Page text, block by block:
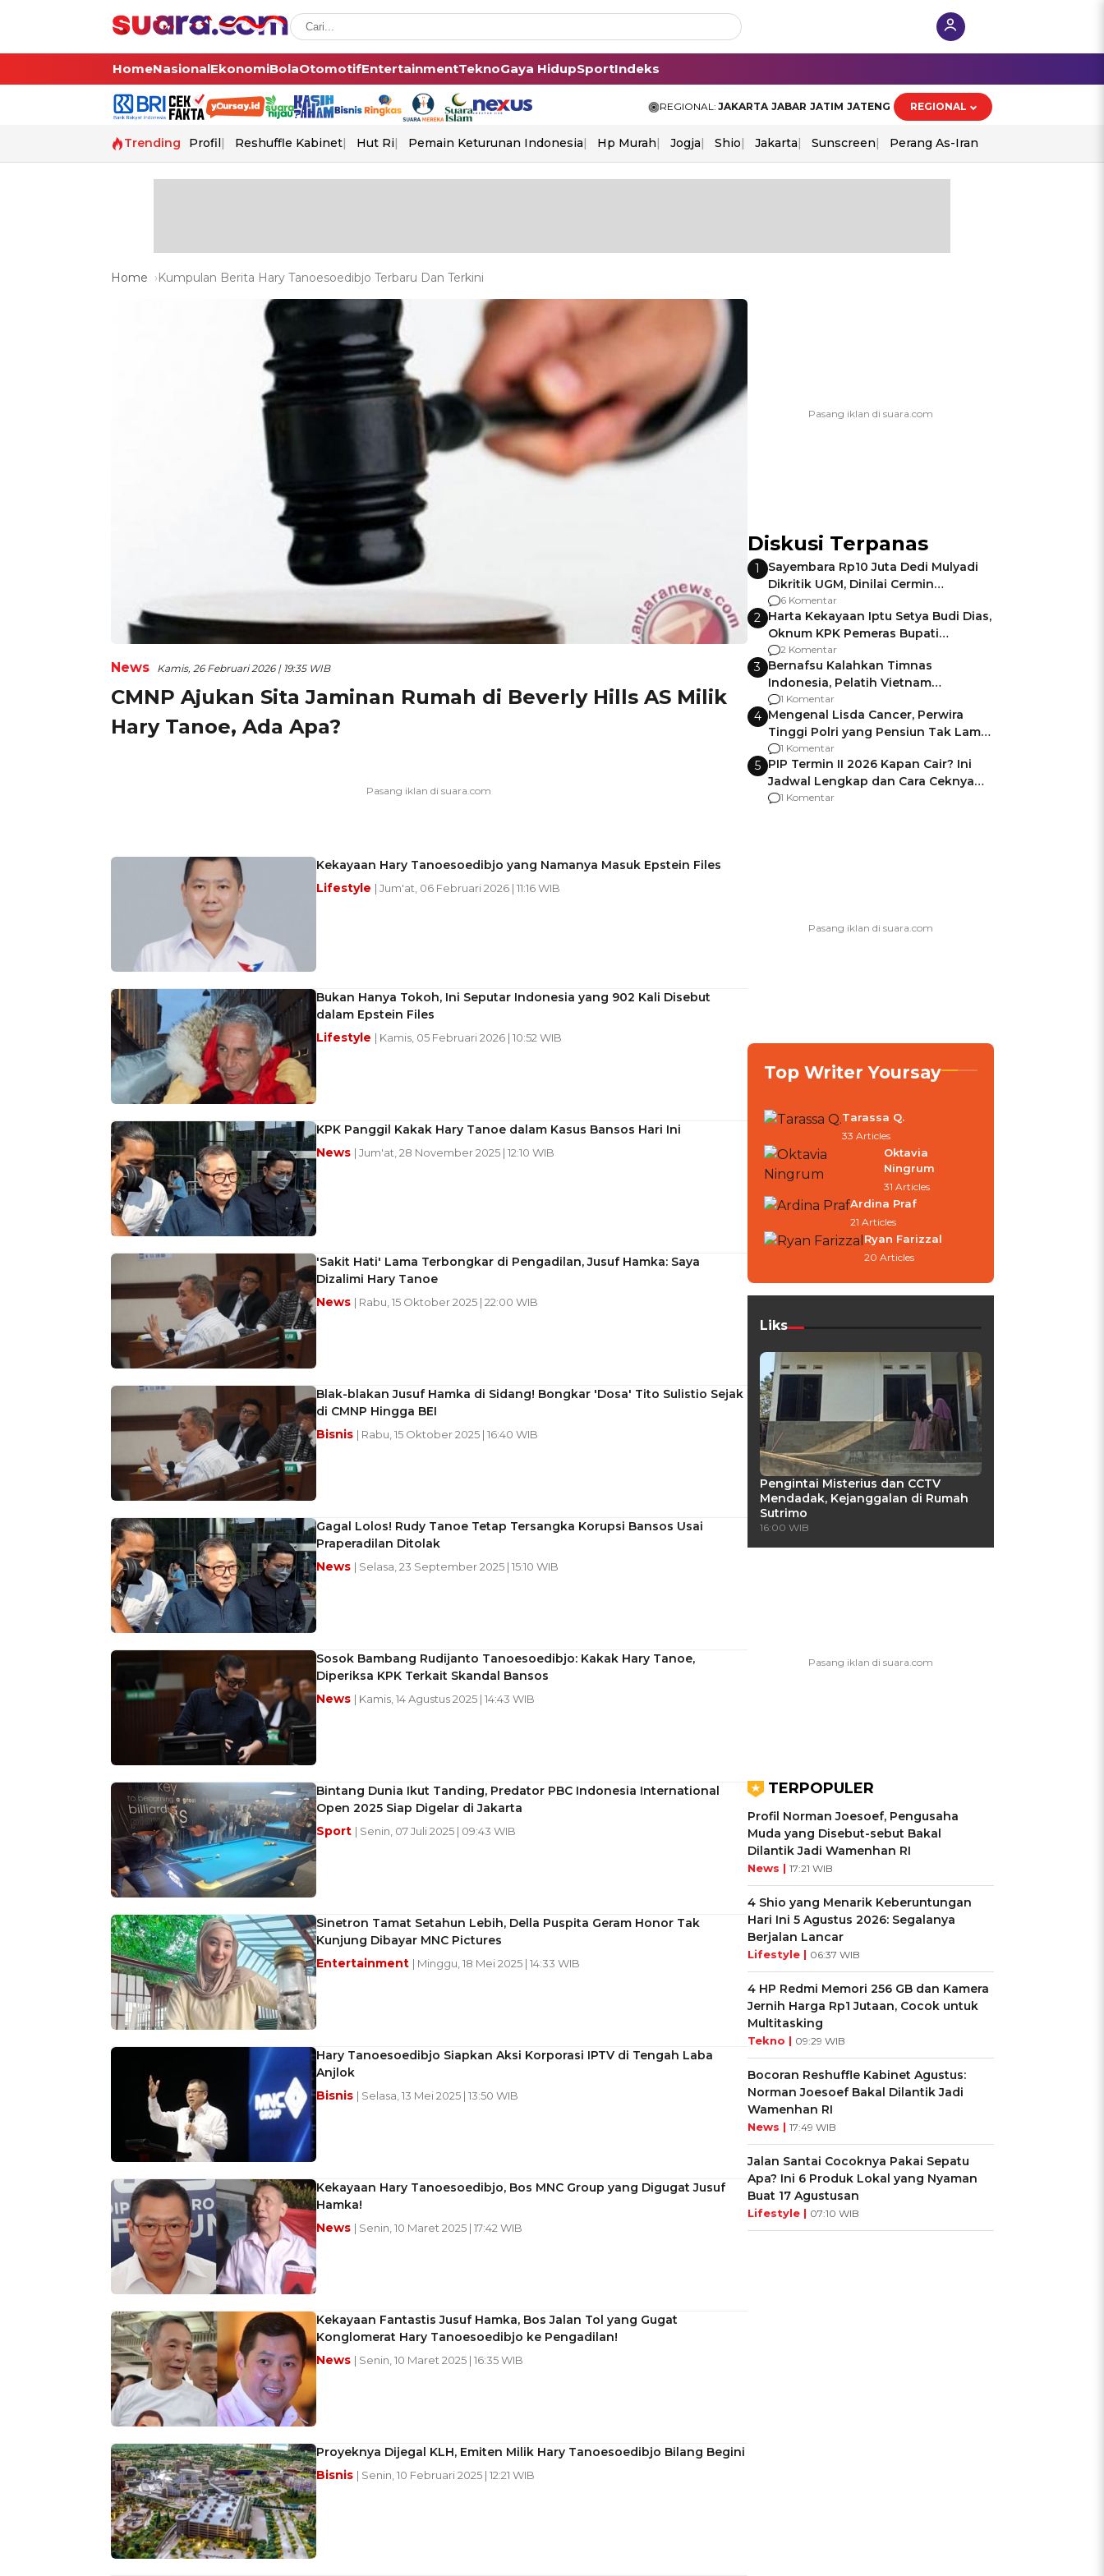
HomeNasionalEkonomiBolaOtomotifEntertainmentTeknoGaya HidupSportIndeks
REGIONAL: JAKARTA JABAR JATIM JATENG REGIONAL
Trending Profil Reshuffle Kabinet Hut Ri Pemain Keturunan Indonesia Hp Murah Jogja Shio Jakarta Sunscreen Perang As-Iran
Home Kumpulan Berita Hary Tanoesoedibjo Terbaru Dan Terkini
News Kamis, 26 Februari 2026 | 19:35 WIB
CMNP Ajukan Sita Jaminan Rumah di Beverly Hills AS Milik
Hary Tanoe, Ada Apa?
Kekayaan Hary Tanoesoedibjo yang Namanya Masuk Epstein Files
Lifestyle | Jum'at, 06 Februari 2026 | 11:16 WIB
Bukan Hanya Tokoh, Ini Seputar Indonesia yang 902 Kali Disebut
dalam Epstein Files
Lifestyle | Kamis, 05 Februari 2026 | 10:52 WIB
KPK Panggil Kakak Hary Tanoe dalam Kasus Bansos Hari Ini
News | Jum'at, 28 November 2025 | 12:10 WIB
'Sakit Hati' Lama Terbongkar di Pengadilan, Jusuf Hamka: Saya
Dizalimi Hary Tanoe
News | Rabu, 15 Oktober 2025 | 22:00 WIB
Blak-blakan Jusuf Hamka di Sidang! Bongkar 'Dosa' Tito Sulistio Sejak
di CMNP Hingga BEI
Bisnis | Rabu, 15 Oktober 2025 | 16:40 WIB
Gagal Lolos! Rudy Tanoe Tetap Tersangka Korupsi Bansos Usai
Praperadilan Ditolak
News | Selasa, 23 September 2025 | 15:10 WIB
Sosok Bambang Rudijanto Tanoesoedibjo: Kakak Hary Tanoe,
Diperiksa KPK Terkait Skandal Bansos
News | Kamis, 14 Agustus 2025 | 14:43 WIB
Bintang Dunia Ikut Tanding, Predator PBC Indonesia International
Open 2025 Siap Digelar di Jakarta
Sport | Senin, 07 Juli 2025 | 09:43 WIB
Sinetron Tamat Setahun Lebih, Della Puspita Geram Honor Tak
Kunjung Dibayar MNC Pictures
Entertainment | Minggu, 18 Mei 2025 | 14:33 WIB
Hary Tanoesoedibjo Siapkan Aksi Korporasi IPTV di Tengah Laba
Anjlok
Bisnis | Selasa, 13 Mei 2025 | 13:50 WIB
Kekayaan Hary Tanoesoedibjo, Bos MNC Group yang Digugat Jusuf
Hamka!
News | Senin, 10 Maret 2025 | 17:42 WIB
Kekayaan Fantastis Jusuf Hamka, Bos Jalan Tol yang Gugat
Konglomerat Hary Tanoesoedibjo ke Pengadilan!
News | Senin, 10 Maret 2025 | 16:35 WIB
Proyeknya Dijegal KLH, Emiten Milik Hary Tanoesoedibjo Bilang Begini
Bisnis | Senin, 10 Februari 2025 | 12:21 WIB
Diskusi Terpanas
1
Sayembara Rp10 Juta Dedi Mulyadi
Dikritik UGM, Dinilai Cermin
Gagalnya Negara Jamin Keamanan
6 Komentar
2 Harta Kekayaan Iptu Setya Budi Dias,
Oknum KPK Pemeras Bupati
Pemalang
2 Komentar
3 Bernafsu Kalahkan Timnas
Indonesia, Pelatih Vietnam
Berencana Pakai Jimat di Pakansari
1 Komentar
4 Mengenal Lisda Cancer, Perwira
Tinggi Polri yang Pensiun Tak Lama
Usai Jadi Brigjen
1 Komentar
5 PIP Termin II 2026 Kapan Cair? Ini
Jadwal Lengkap dan Cara Ceknya
agar Dana Tidak Hangus!
1 Komentar
Top Writer Yoursay
Tarassa Q.
33 Articles
Oktavia
Ningrum
31 Articles
Ardina Praf
21 Articles
Ryan Farizzal
20 Articles
Liks
Pengintai Misterius dan CCTV
Mendadak, Kejanggalan di Rumah
Sutrimo
16:00 WIB
TERPOPULER
Profil Norman Joesoef, Pengusaha
Muda yang Disebut-sebut Bakal
Dilantik Jadi Wamenhan RI
News | 17:21 WIB
4 Shio yang Menarik Keberuntungan
Hari Ini 5 Agustus 2026: Segalanya
Berjalan Lancar
Lifestyle | 06:37 WIB
4 HP Redmi Memori 256 GB dan Kamera
Jernih Harga Rp1 Jutaan, Cocok untuk
Multitasking
Tekno | 09:29 WIB
Bocoran Reshuffle Kabinet Agustus:
Norman Joesoef Bakal Dilantik Jadi
Wamenhan RI
News | 17:49 WIB
Jalan Santai Cocoknya Pakai Sepatu
Apa? Ini 6 Produk Lokal yang Nyaman
Buat 17 Agustusan
Lifestyle | 07:10 WIB